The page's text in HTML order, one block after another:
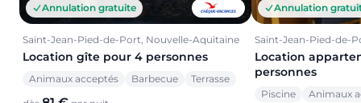
Annulation gratuite
Saint-Jean-Pied-de-Port, Nouvelle-Aquitaine
Location gîte pour 4 personnes
Animaux acceptés Barbecue Terrasse
Annulation
Saint-Jean-Pied-de-
Location
personnes
Piscine Animaux